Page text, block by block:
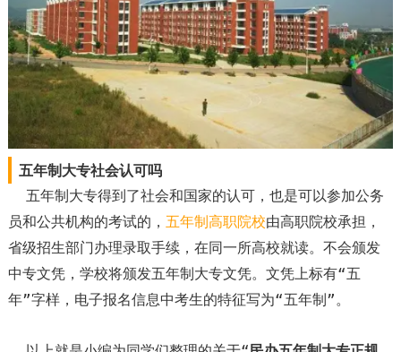
五年制大专社会认可吗
五年制大专得到了社会和国家的认可，也是可以参加公务
员和公共机构的考试的， 五年制高职院校由高职院校承担，
省级招生部门办理录取手续，在同一所高校就读。不会颁发
中专文凭，学校将颁发五年制大专文凭。文凭上标有“五
年”字样，电子报名信息中考生的特征写为“五年制”。